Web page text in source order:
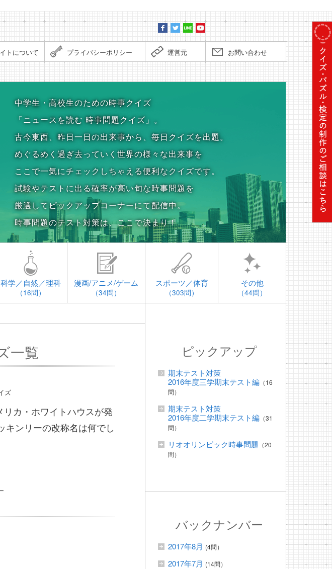
トについて プライバシーポリシー 運営元 お問い合わせ
中学生・高校生のための時事クイズ
「ニュースを読む 時事問題クイズ」。
古今東西、昨日一日の出来事から、毎日クイズを出題。
めぐるめく過ぎ去っていく世界の様々な出来事を
ここで一気にチェックしちゃえる便利なクイズです。
試験やテストに出る確率が高い旬な時事問題を
厳選してピックアップコーナーにて配信中。
時事問題のテスト対策は、ここで決まり！
科学／自然／理科
（16問）
漫画/アニメ/ゲーム
（34問）
スポーツ／体育
（303問）
その他
（44問）
一覧
ズ
カ・ホワイトハウスが発
キンリーの改称名は何でし
ピックアップ
期末テスト対策
2016年度三学期末テスト編 （16
問）
期末テスト対策
2016年度二学期末テスト編 （31
問）
リオオリンピック時事問題 （20
問）
バックナンバー
2017年8月 (4問）
2017年7月 (14問）